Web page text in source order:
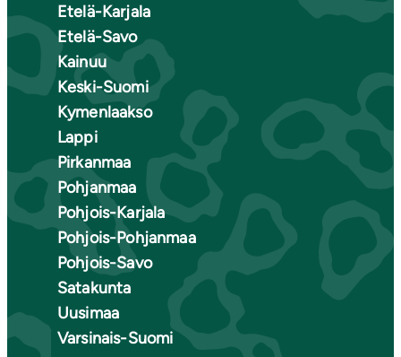
Etelä-Karjala
Etelä-Savo
Kainuu
Keski-Suomi
Kymenlaakso
Lappi
Pirkanmaa
Pohjanmaa
Pohjois-Karjala
Pohjois-Pohjanmaa
Pohjois-Savo
Satakunta
Uusimaa
Varsinais-Suomi